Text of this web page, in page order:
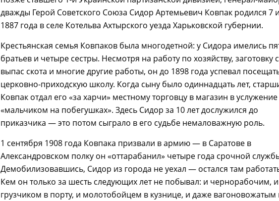
дважды Герой Советского Союза Сидор Артемьевич Ковпак родился 7
1887 года в селе Котельва Ахтырского уезда Харьковской губернии.
Крестьянская семья Ковпаков была многодетной: у Сидора имелись
братьев и четыре сестры. Несмотря на работу по хозяйству, заготовку
выпас скота и многие другие работы, он до 1898 года успевал
церковно-приходскую школу. Когда сыну было одиннадцать лет,
Ковпак отдал его «за харчи» местному торговцу в магазин в услужение
«мальчиком на побегушках». Здесь Сидор за 10 лет дослужился до
приказчика — это потом сыграло в его судьбе немаловажную роль.
1 сентября 1908 года Ковпака призвали в армию — в Саратове в
Александровском полку он «оттарабанил» четыре года срочной
Демобилизовавшись, Сидор из города не уехал — остался там
Кем он только за шесть следующих лет не побывал: и чернорабочим, и
грузчиком в порту, и молотобойцем в кузнице, и даже вагоновожатым